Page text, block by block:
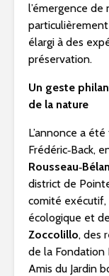
l’émergence
élargi à des
préservation.
Un geste
de la nature
L’annonce a
Frédéric‑Back,
district de
comité exécutif,
écologique et
Zoccolillo, des
de la Fondation
Amis du Jardin